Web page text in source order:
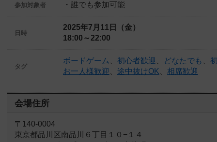
参加対象者 ・誰でも参加可能
日時
2025年7月11日（金）
18:00～22:00
タグ
ボードゲーム 初心者歓迎 どなたでも
お一人様歓迎
途中抜けOK 相席歓迎
会場住所
〒140-0004
東京都品川区南品川６丁目１０−１４